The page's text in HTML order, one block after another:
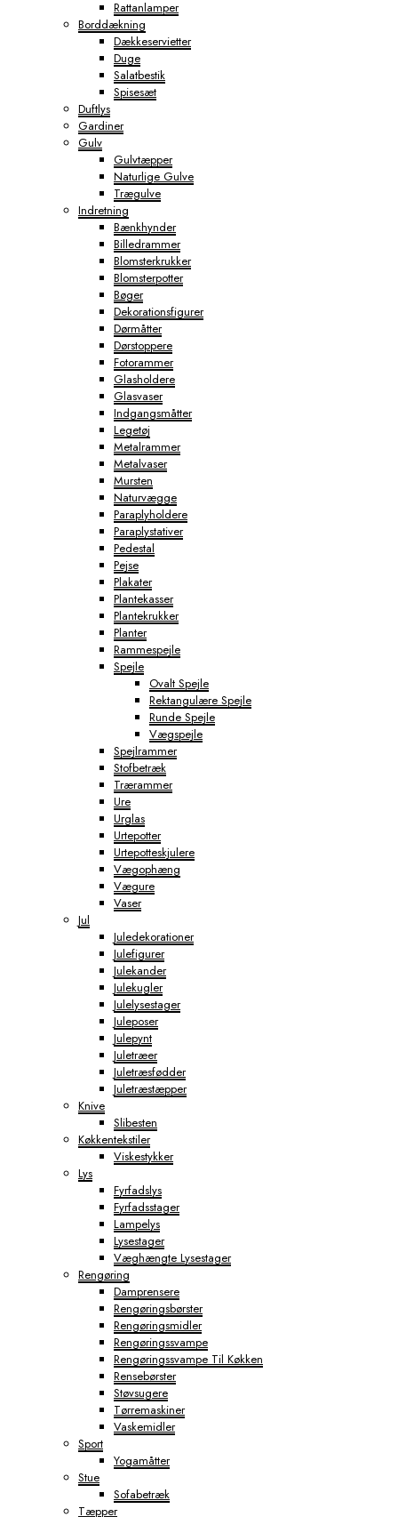
Rattanlamper
Borddækning
Dækkeservietter
Duge
Salatbestik
Spisesæt
Duftlys
Gardiner
Gulv
Gulvtæpper
Naturlige Gulve
Trægulve
Indretning
Bænkhynder
Billedrammer
Blomsterkrukker
Blomsterpotter
Bøger
Dekorationsfigurer
Dørmåtter
Dørstoppere
Fotorammer
Glasholdere
Glasvaser
Indgangsmåtter
Legetøj
Metalrammer
Metalvaser
Mursten
Naturvægge
Paraplyholdere
Paraplystativer
Pedestal
Pejse
Plakater
Plantekasser
Plantekrukker
Planter
Rammespejle
Spejle
Ovalt Spejle
Rektangulære Spejle
Runde Spejle
Vægspejle
Spejlrammer
Stofbetræk
Trærammer
Ure
Urglas
Urtepotter
Urtepotteskjulere
Vægophæng
Vægure
Vaser
Jul
Juledekorationer
Julefigurer
Julekander
Julekugler
Julelysestager
Juleposer
Julepynt
Juletræer
Juletræsfødder
Juletræstæpper
Knive
Slibesten
Køkkentekstiler
Viskestykker
Lys
Fyrfadslys
Fyrfadsstager
Lampelys
Lysestager
Væghængte Lysestager
Rengøring
Damprensere
Rengøringsbørster
Rengøringsmidler
Rengøringssvampe
Rengøringssvampe Til Køkken
Rensebørster
Støvsugere
Tørremaskiner
Vaskemidler
Sport
Yogamåtter
Stue
Sofabetræk
Tæpper